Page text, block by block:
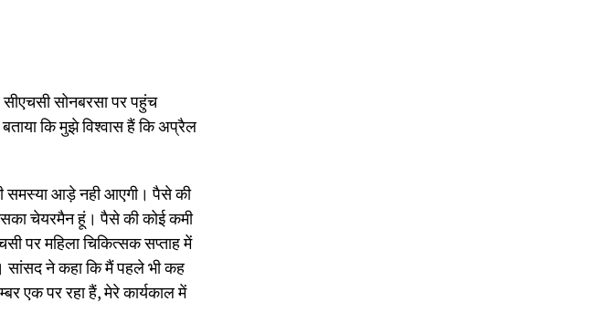
सोनबरसा पर पहुंच
कि मुझे विश्वास हैं कि अप्रैल
समस्या आड़े नही आएगी। पैसे की
चेयरमैन हूं। पैसे की कोई कमी
पर महिला चिकित्सक सप्ताह में
सांसद ने कहा कि मैं पहले भी कह
एक पर रहा हैं, मेरे कार्यकाल में